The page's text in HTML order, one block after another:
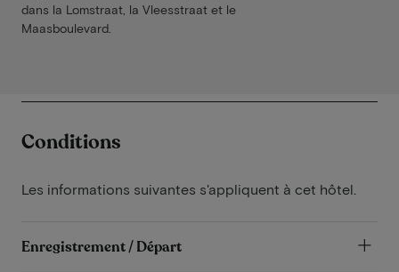
dans la Lomstraat, la Vleesstraat et le
Maasboulevard.
Conditions
Les informations suivantes s'appliquent à cet hôtel.
Enregistrement / Départ